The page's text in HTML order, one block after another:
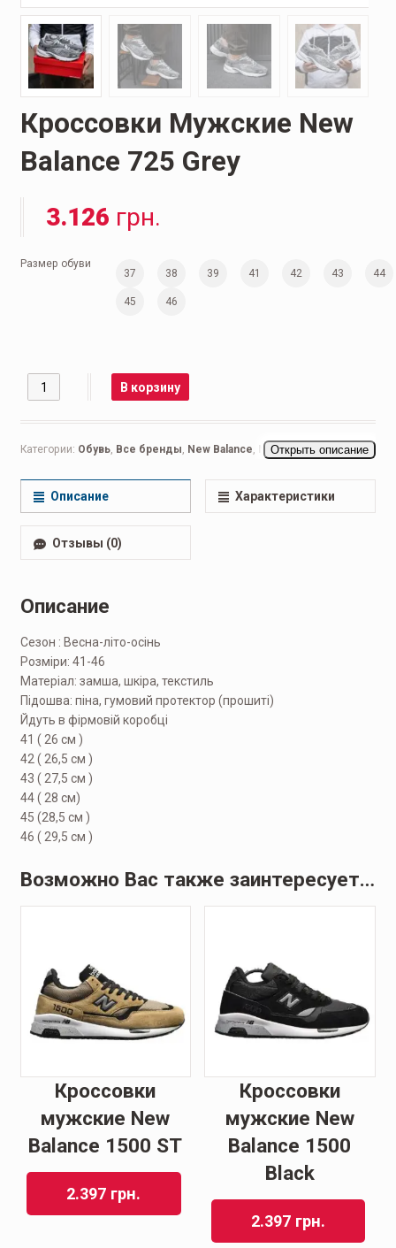
Кроссовки Мужские New
Balance 725 Grey
3.126 грн.
Размер обуви
37 38 39 41 42 43 44
45 46
Количество В корзину
Категории: Обувь, Все бренды, New Balance, New Balance 574,
Повседневные мужские
Открыть описание
Описание Характеристики
Отзывы (0)
Описание
Сезон : Весна-літо-осінь
Розміри: 41-46
Матеріал: замша, шкіра, текстиль
Підошва: піна, гумовий протектор (прошиті)
Йдуть в фірмовій коробці
41 ( 26 см )
42 ( 26,5 см )
43 ( 27,5 см )
44 ( 28 см)
45 (28,5 см )
46 ( 29,5 см )
Возможно Вас также заинтересует…
Кроссовки
мужские New
Balance 1500 ST
2.397 грн.
Кроссовки
мужские New
Balance 1500
Black
2.397 грн.